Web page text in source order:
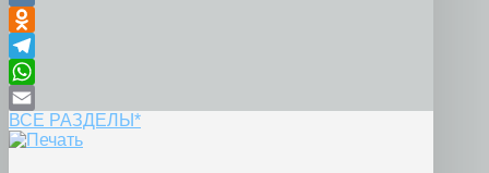
VK
Odnoklassniki
Telegram
WhatsApp
Email
ВСЕ РАЗДЕЛЫ*